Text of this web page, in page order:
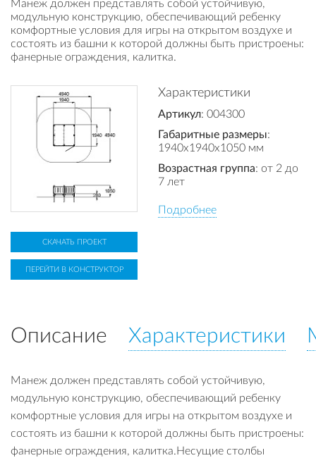
Манеж должен представлять собой устойчивую,
модульную конструкцию, обеспечивающий ребенку
комфортные условия для игры на открытом воздухе и
состоять из башни к которой должны быть пристроены:
фанерные ограждения, калитка.
Характеристики
Артикул: 004300
Габаритные размеры:
1940x1940x1050 мм
Возрастная группа: от 2 до
7 лет
Подробнее
СКАЧАТЬ ПРОЕКТ
ПЕРЕЙТИ В КОНСТРУКТОР
Описание Характеристики
Манеж должен представлять собой устойчивую,
модульную конструкцию, обеспечивающий ребенку
комфортные условия для игры на открытом воздухе и
состоять из башни к которой должны быть пристроены:
фанерные ограждения, калитка.Несущие столбы